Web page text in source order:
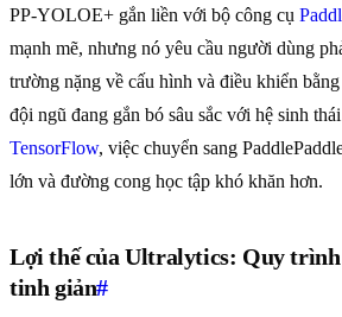
PP-YOLOE+ gắn liền với bộ công cụ
mạnh mẽ, nhưng nó yêu cầu người dùng
trường nặng về cấu hình và điều khiển
đội ngũ đang gắn bó sâu sắc với hệ sinh thái
TensorFlow, việc chuyển sang
lớn và đường cong học tập khó khăn hơn.
Lợi thế của Ultralytics: Quy
tinh giản#